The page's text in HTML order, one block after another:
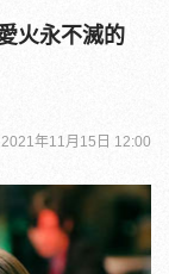
火永不滅的
2021年11月15日 12:00